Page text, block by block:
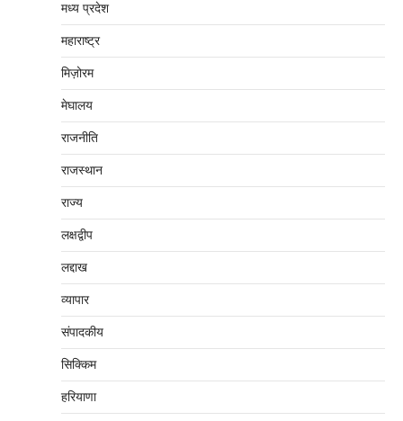
मध्‍य प्रदेश
महाराष्‍ट्र
मिज़ोरम
मेघालय
राजनीति
राजस्थान
राज्य
लक्षद्वीप
लद्दाख
व्यापार
संपादकीय
सिक्किम
हरियाणा